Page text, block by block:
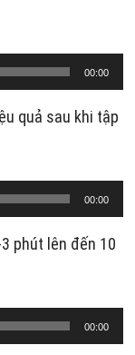
00:00
quả sau khi tập
00:00
phút lên đến 10
00:00